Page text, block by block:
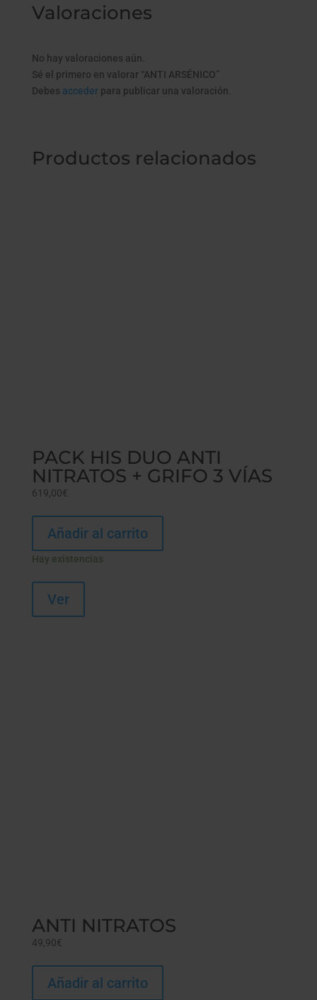
Valoraciones
No hay valoraciones aún.
Sé el primero en valorar “ANTI ARSÉNICO”
Debes accederpara publicar una valoración.
Productos relacionados
PACK HIS DUO ANTI
NITRATOS + GRIFO 3 VÍAS
619,00€
Añadir al carrito
Hay existencias
Ver
ANTI NITRATOS
49,90€
Añadir al carrito